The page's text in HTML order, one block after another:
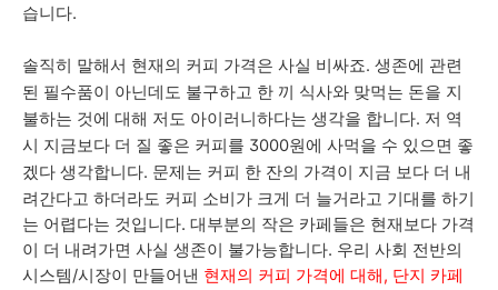
습니다.
솔직히 말해서 현재의 커피 가격은 사실 비싸죠. 생존에 관련
된 필수품이 아닌데도 불구하고 한 끼 식사와 맞먹는 돈을 지
불하는 것에 대해 저도 아이러니하다는 생각을 합니다. 저 역
시 지금보다 더 질 좋은 커피를 3000원에 사먹을 수 있으면 좋
겠다 생각합니다. 문제는 커피 한 잔의 가격이 지금 보다 더 내
려간다고 하더라도 커피 소비가 크게 더 늘거라고 기대를 하기
는 어렵다는 것입니다. 대부분의 작은 카페들은 현재보다 가격
이 더 내려가면 사실 생존이 불가능합니다. 우리 사회 전반의
시스템/시장이 만들어낸 현재의 커피 가격에 대해, 단지 카페